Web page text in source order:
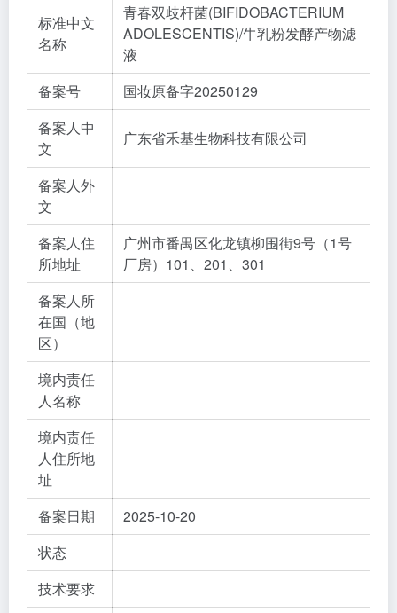
标准中文
名称
青春双歧杆菌(BIFIDOBACTERIUM
ADOLESCENTIS)/牛乳粉发酵产物滤
液
备案号
国妆原备字20250129
备案人中
文
广东省禾基生物科技有限公司
备案人外
文
备案人住
所地址
广州市番禺区化龙镇柳围街9号（1号
厂房）101、201、301
备案人所
在国（地
区）
境内责任
人名称
境内责任
人住所地
址
备案日期
2025-10-20
状态
技术要求